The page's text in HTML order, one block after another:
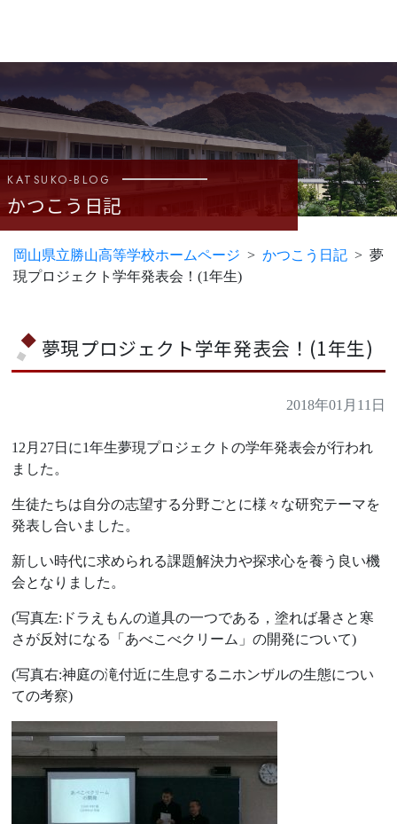
岡山県立勝山高等学校ホームページ かつこう日記
夢
現プロジェクト学年発表会！(1年生)
KATSUKO-BLOG
かつこう日記
夢現プロジェクト学年発表会！(1年生)
2018年01月11日
12月27日に1年生夢現プロジェクトの学年発表会が行われ
ました。
生徒たちは自分の志望する分野ごとに様々な研究テーマを
発表し合いました。
新しい時代に求められる課題解決力や探求心を養う良い機
会となりました。
(写真左:ドラえもんの道具の一つである，塗れば暑さと寒
さが反対になる「あべこべクリーム」の開発について)
(写真右:神庭の滝付近に生息するニホンザルの生態につい
ての考察)